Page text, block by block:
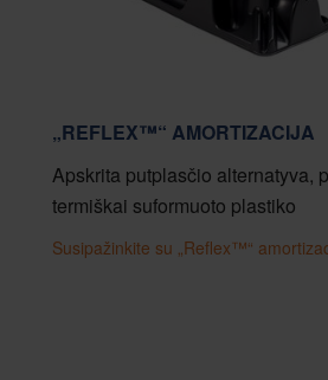
„REFLEX™“ AMORTIZACIJA
Apskrita putplasčio alternatyva,
termiškai suformuoto plastiko
Susipažinkite su „Reflex™“